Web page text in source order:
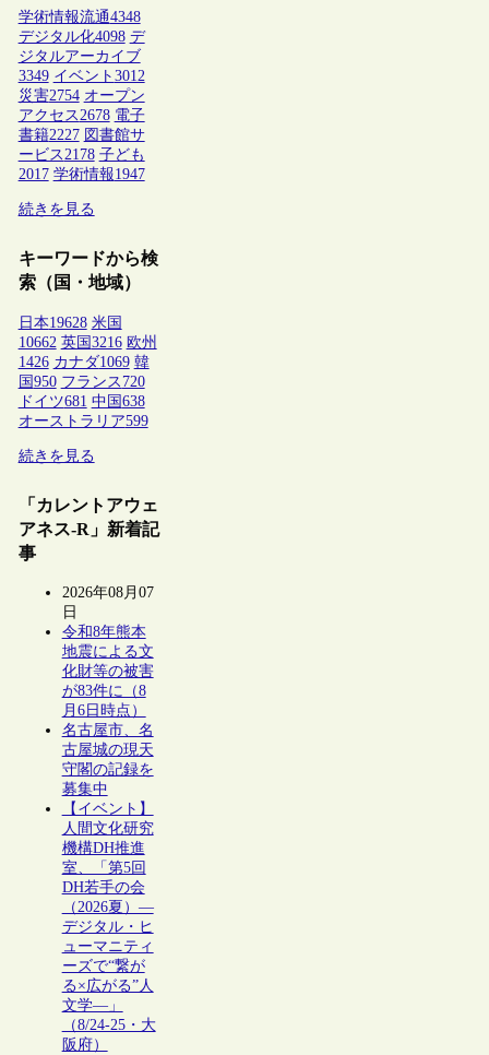
学術情報流通4348
デジタル化4098 デ
ジタルアーカイブ
3349 イベント 3012
災害2754 オープン
アクセス2678 電子
書籍2227 図書館サ
ービス2178 子ども
2017 学術情報1947
続きを見る
キーワードから検
索（国・地域）
日本19628 米国
10662 英国3216 欧州
1426 カナダ1069 韓
国950 フランス 720
ドイツ681 中国638
オーストラリア599
続きを見る
「カレントアウェ
アネス-R」新着記
事
2026年08月07
日
令和8年熊本
地震による文
化財等の被害
が83件に（8
月6日時点）
名古屋市、名
古屋城の現天
守閣の記録を
募集中
【イベント】
人間文化研究
機構DH推進
室、「第5回
DH若手の会
（2026夏）―
デジタル・ヒ
ューマニティ
ーズで“繋が
る×広がる”人
文学―」
（8/24-25・大
阪府）